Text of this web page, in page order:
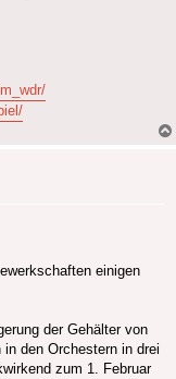
einigen
der Gehälter von
den Orchestern in drei
zum 1. Februar